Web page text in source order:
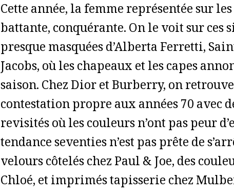
Cette année, la femme représentée sur
battante, conquérante. On le voit sur ces
presque masquées d’Alberta Ferretti,
Jacobs, où les chapeaux et les capes
saison. Chez Dior et Burberry, on
contestation propre aux années 70 avec
revisités où les couleurs n’ont pas peur
tendance seventies n’est pas prête de
velours côtelés chez Paul & Joe, des
Chloé, et imprimés tapisserie chez